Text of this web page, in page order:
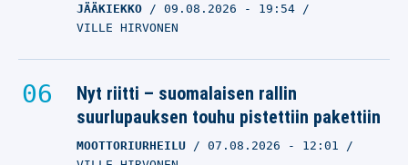
JÄÄKIEKKO 09.08.2026 - 19:54
VILLE HIRVONEN
Nyt riitti – suomalaisen rallin
suurlupauksen touhu pistettiin pakettiin
MOOTTORIURHEILU 07.08.2026 - 12:01